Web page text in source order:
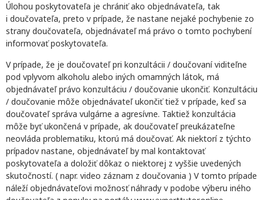
Úlohou poskytovateľa je chrániť ako objednávateľa, tak
i doučovateľa, preto v prípade, že nastane nejaké pochybenie zo
strany doučovateľa, objednávateľ má právo o tomto pochybení
informovať poskytovateľa.
V prípade, že je doučovateľ pri konzultácii / doučovaní viditeľne
pod vplyvom alkoholu alebo iných omamných látok, má
objednávateľ právo konzultáciu / doučovanie ukončiť. Konzultáciu
/ doučovanie môže objednávateľ ukončiť tiež v prípade, keď sa
doučovateľ správa vulgárne a agresívne. Taktiež konzultácia
môže byť ukončená v prípade, ak doučovateľ preukázateľne
neovláda problematiku, ktorú má doučovať. Ak niektorí z týchto
prípadov nastane, objednávateľ by mal kontaktovať
poskytovateľa a doložiť dôkaz o niektorej z vyššie uvedených
skutočností. ( napr. video záznam z doučovania ) V tomto prípade
náleží objednávateľovi možnosť náhrady v podobe výberu iného